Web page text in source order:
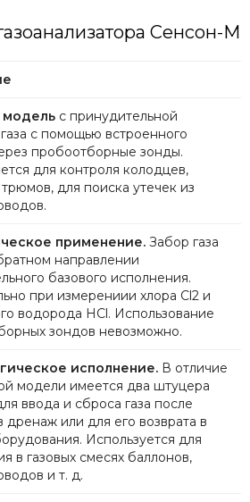
Сенсон-М
модель с принудительной
с помощью встроенного
пробоотборные зонды.
для контроля колодцев,
для поиска утечек из
применение. Забор газа
направлении
базового исполнения.
при измерениии хлора Cl2 и
водорода HCl. Использование
зондов невозможно.
исполнение. В отличие
модели имеется два штуцера
ввода и сброса газа после
дренаж или для его возврата в
Используется для
в газовых смесях баллонов,
и т. д.